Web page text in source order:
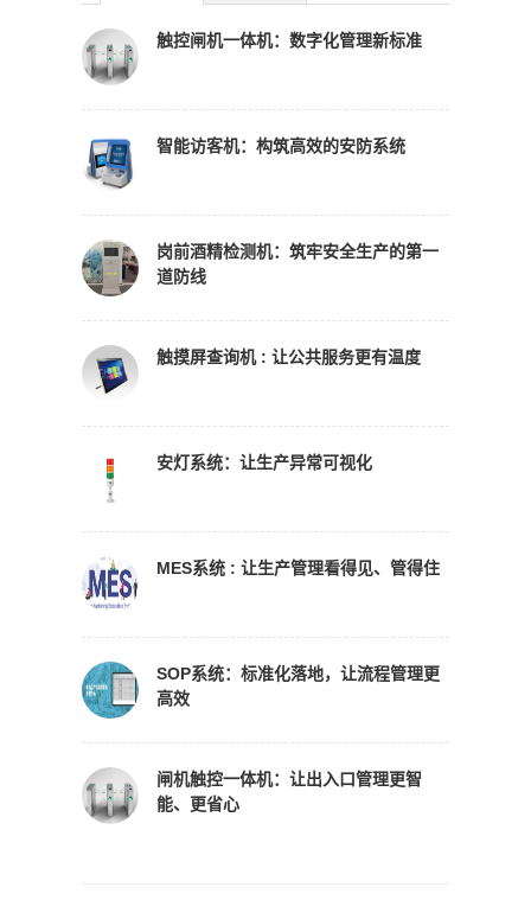
触控闸机一体机：数字化管理新标准
智能访客机：构筑高效的安防系统
岗前酒精检测机：筑牢安全生产的第一
道防线
触摸屏查询机 : 让公共服务更有温度
安灯系统：让生产异常可视化
MES系统 : 让生产管理看得见、管得住
SOP系统：标准化落地，让流程管理更
高效
闸机触控一体机：让出入口管理更智
能、更省心